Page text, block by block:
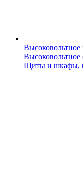
Высоковольтное
Щиты и шкафы,